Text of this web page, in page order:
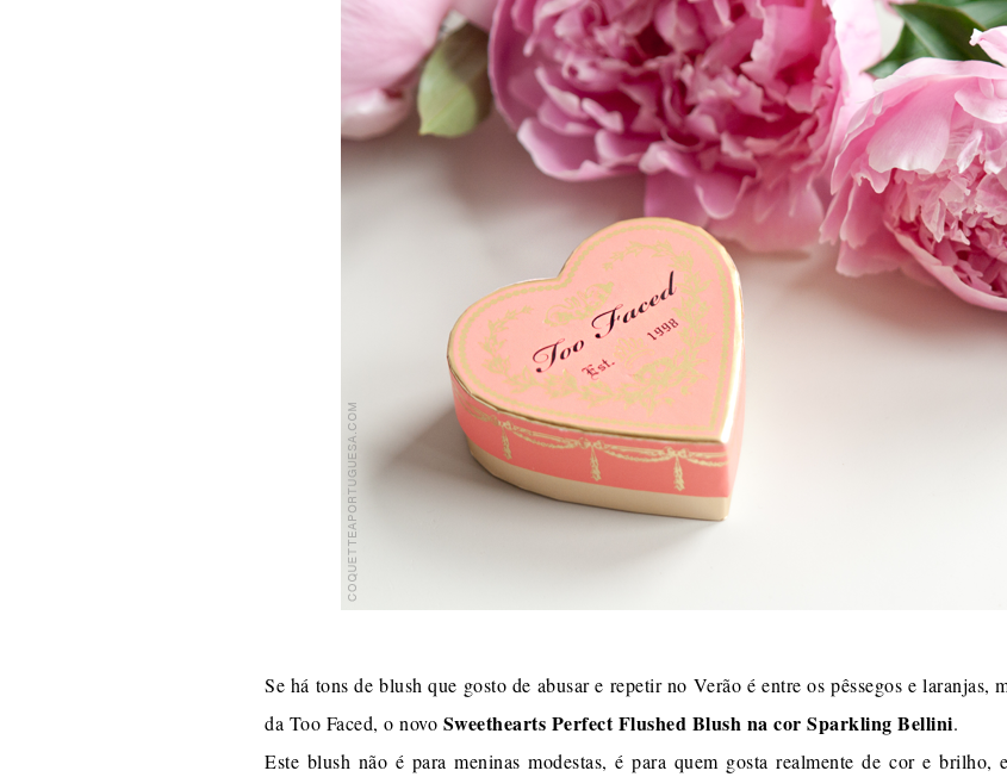
Se há tons de blush que gosto de abusar e repetir no Verão é entre os pêssegos e laranjas,
da Too Faced, o novo Sweethearts Perfect Flushed Blush na cor Sparkling Bellini.
Este blush não é para meninas modestas, é para quem gosta realmente de cor e